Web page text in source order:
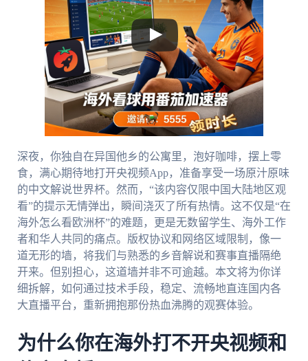
深夜，你独自在异国他乡的公寓里，泡好咖啡，摆上零
食，满心期待地打开央视频App，准备享受一场原汁原味
的中文解说世界杯。然而，“该内容仅限中国大陆地区观
看”的提示无情弹出，瞬间浇灭了所有热情。这不仅是“在
海外怎么看欧洲杯”的难题，更是无数留学生、海外工作
者和华人共同的痛点。版权协议和网络区域限制，像一
道无形的墙，将我们与熟悉的乡音解说和赛事直播隔绝
开来。但别担心，这道墙并非不可逾越。本文将为你详
细拆解，如何通过技术手段，稳定、流畅地直连国内各
大直播平台，重新拥抱那份热血沸腾的观赛体验。
为什么你在海外打不开央视频和